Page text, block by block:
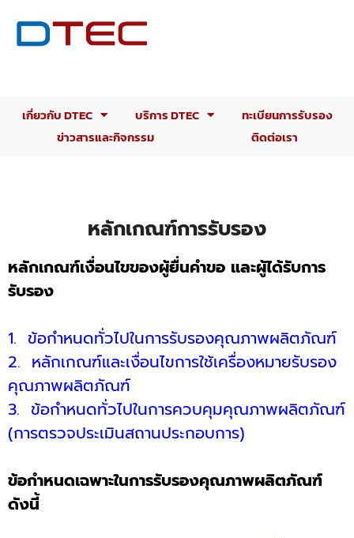
เกี่ยวกับ DTEC บริการ DTEC
ทะเบียนการรับรอง
ข่าวสารและกิจกรรม
ติดต่อเรา
หลักเกณฑ์การรับรอง
หลักเกณฑ์เงื่อนไขของผู้ยื่นคำขอ และผู้ได้รับการ
รับรอง
1. ข้อกำหนดทั่วไปในการรับรองคุณภาพผลิตภัณฑ์
2. หลักเกณฑ์และเงื่อนไขการใช้เครื่องหมายรับรอง
คุณภาพผลิตภัณฑ์
3. ข้อกำหนดทั่วไปในการควบคุมคุณภาพผลิตภัณฑ์
(การตรวจประเมินสถานประกอบการ)
ข้อกำหนดเฉพาะในการรับรองคุณภาพผลิตภัณฑ์
ดังนี้